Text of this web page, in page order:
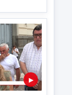
▶
non
Oltre a